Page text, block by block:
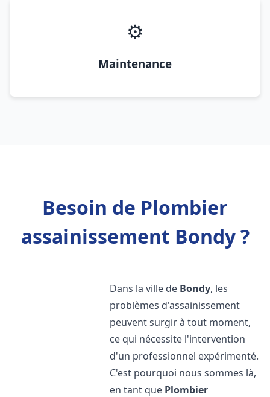
⚙️
Maintenance
Besoin de Plombier
assainissement Bondy ?
Dans la ville de Bondy, les
problèmes d'assainissement
peuvent surgir à tout moment,
ce qui nécessite l'intervention
d'un professionnel expérimenté.
C'est pourquoi nous sommes là,
en tant que Plombier